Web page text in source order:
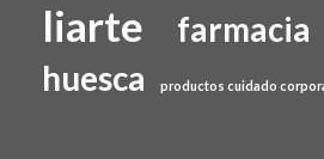
liarte
huesca
productos cuidado